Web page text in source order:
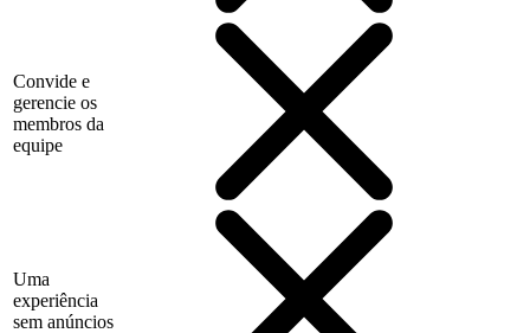
Convide e
gerencie os
membros da
equipe
Uma
experiência
sem anúncios